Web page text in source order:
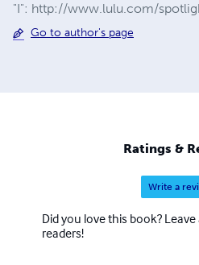
"I": http://www.lulu.com/
Go to author's page
Ratings &
Write a
Did you love this book?
readers!